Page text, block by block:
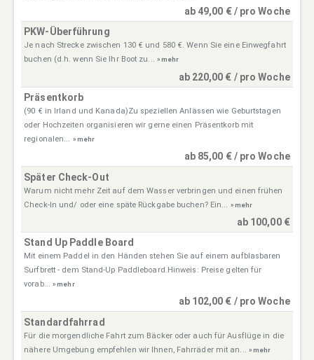
ab 49,00 € / pro Woche
PKW-Überführung
Je nach Strecke zwischen 130 € und 580 €. Wenn Sie eine Einwegfahrt
buchen (d.h. wenn Sie Ihr Boot zu... » mehr
ab 220,00 € / pro Woche
Präsentkorb
(90 € in Irland und Kanada)Zu speziellen Anlässen wie Geburtstagen
oder Hochzeiten organisieren wir gerne einen Präsentkorb mit
regionalen... » mehr
ab 85,00 € / pro Woche
Später Check-Out
Warum nicht mehr Zeit auf dem Wasser verbringen und einen frühen
Check-In und/ oder eine späte Rückgabe buchen? Ein...
» mehr
ab 100,00 €
Stand Up Paddle Board
Mit einem Paddel in den Händen stehen Sie auf einem aufblasbaren
Surfbrett - dem Stand-Up Paddleboard.Hinweis: Preise gelten für
vorab...» mehr
ab 102,00 € / pro Woche
Standardfahrrad
Für die morgendliche Fahrt zum Bäcker oder auch für Ausflüge in die
nähere Umgebung empfehlen wir Ihnen, Fahrräder mit an... » mehr